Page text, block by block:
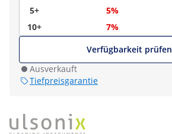
5+
5%
10+
7%
Verfügbarkeit prüfen
Ausverkauft
Tiefpreisgarantie